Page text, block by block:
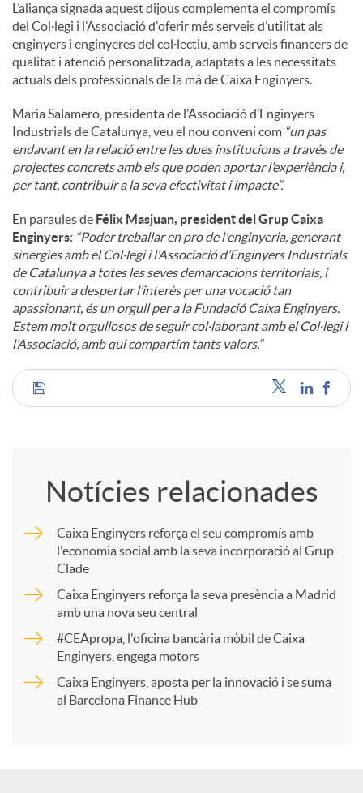
L’aliança signada aquest dijous complementa el compromís
del Col·legi i l’Associació d'oferir més serveis d’utilitat als
enginyers i enginyeres del col·lectiu, amb serveis financers de
qualitat i atenció personalitzada, adaptats a les necessitats
actuals dels professionals de la mà de Caixa Enginyers.
Maria Salamero, presidenta de l’Associació d’Enginyers
Industrials de Catalunya, veu el nou conveni com “un pas
endavant en la relació entre les dues institucions a través de
projectes concrets amb els que poden aportar l’experiència i,
per tant, contribuir a la seva efectivitat i impacte”.
En paraules de Félix Masjuan, president del Grup Caixa
Enginyers: “Poder treballar en pro de l'enginyeria, generant
sinergies amb el Col·legi i l’Associació d’Enginyers Industrials
de Catalunya a totes les seves demarcacions territorials, i
contribuir a despertar l’interès per una vocació tan
apassionant, és un orgull per a la Fundació Caixa Enginyers.
Estem molt orgullosos de seguir col·laborant amb el Col·legi i
l’Associació, amb qui compartim tants valors.”
C
m
r
Notícies relacionades
Caixa Enginyers reforça el seu compromís amb
l'economia social amb la seva incorporació al Grup
Clade
Caixa Enginyers reforça la seva presència a Madrid
amb una nova seu central
#CEApropa, l'oficina bancària mòbil de Caixa
Enginyers, engega motors
Caixa Enginyers, aposta per la innovació i se suma
al Barcelona Finance Hub